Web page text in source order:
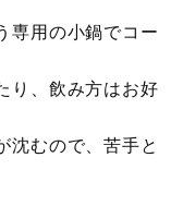
専用の小鍋でコー
り、飲み方はお好
沈むので、苦手と